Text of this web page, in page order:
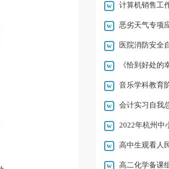
字] 计算机销售工
恶劣天气专项
2215字]医院消防安全
字] 《恰到好处的
字] 音乐学科教育
字] 会计实习自我
字] 2022年杭州中
文共1005字]
高中生观看人
5022字]高二化学备课